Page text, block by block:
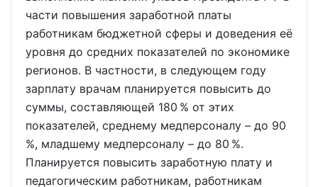
части повышения заработной платы
работникам бюджетной сферы и доведения её
уровня до средних показателей по экономике
регионов. В частности, в следующем году
зарплату врачам планируется повысить до
суммы, составляющей 180 % от этих
показателей, среднему медперсоналу – до 90
%, младшему медперсоналу – до 80 %.
Планируется повысить заработную плату и
педагогическим работникам, работникам